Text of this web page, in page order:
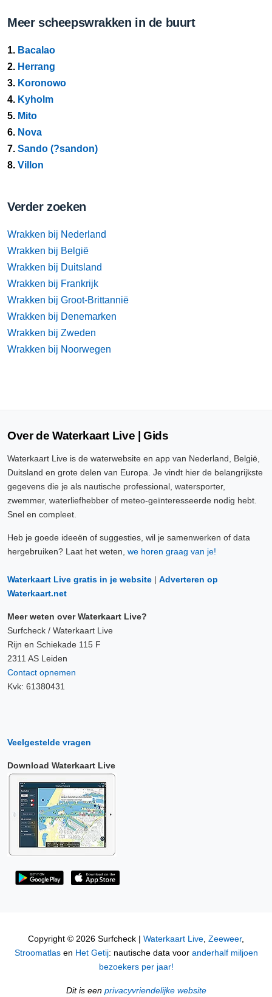
Meer scheepswrakken in de buurt
1. Bacalao
2. Herrang
3. Koronowo
4. Kyholm
5. Mito
6. Nova
7. Sando (?sandon)
8. Villon
Verder zoeken
Wrakken bij Nederland
Wrakken bij België
Wrakken bij Duitsland
Wrakken bij Frankrijk
Wrakken bij Groot-Brittannië
Wrakken bij Denemarken
Wrakken bij Zweden
Wrakken bij Noorwegen
Over de Waterkaart Live | Gids
Waterkaart Live is de waterwebsite en app van Nederland, België,
Duitsland en grote delen van Europa. Je vindt hier de belangrijkste
gegevens die je als nautische professional, watersporter,
zwemmer, waterliefhebber of meteo-geïnteresseerde nodig hebt.
Snel en compleet.
Heb je goede ideeën of suggesties, wil je samenwerken of data
hergebruiken? Laat het weten, we horen graag van je!
Waterkaart Live gratis in je website | Adverteren op
Waterkaart.net
Meer weten over Waterkaart Live?
Surfcheck / Waterkaart Live
Rijn en Schiekade 115 F
2311 AS Leiden
Contact opnemen
Kvk: 61380431
Veelgestelde vragen
Download Waterkaart Live
Copyright © 2026 Surfcheck | Waterkaart Live, Zeeweer,
Stroomatlasen Het Getij: nautische data voor anderhalf miljoen
bezoekers per jaar!
Dit is een privacyvriendelijke website